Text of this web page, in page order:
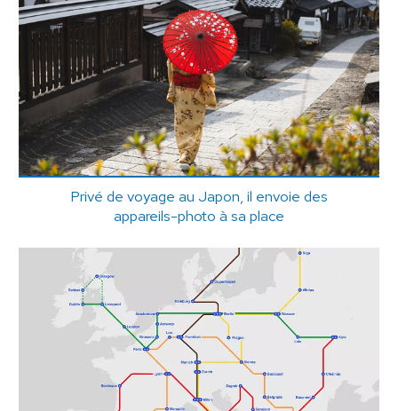
Privé de voyage au Japon, il envoie des
appareils-photo à sa place